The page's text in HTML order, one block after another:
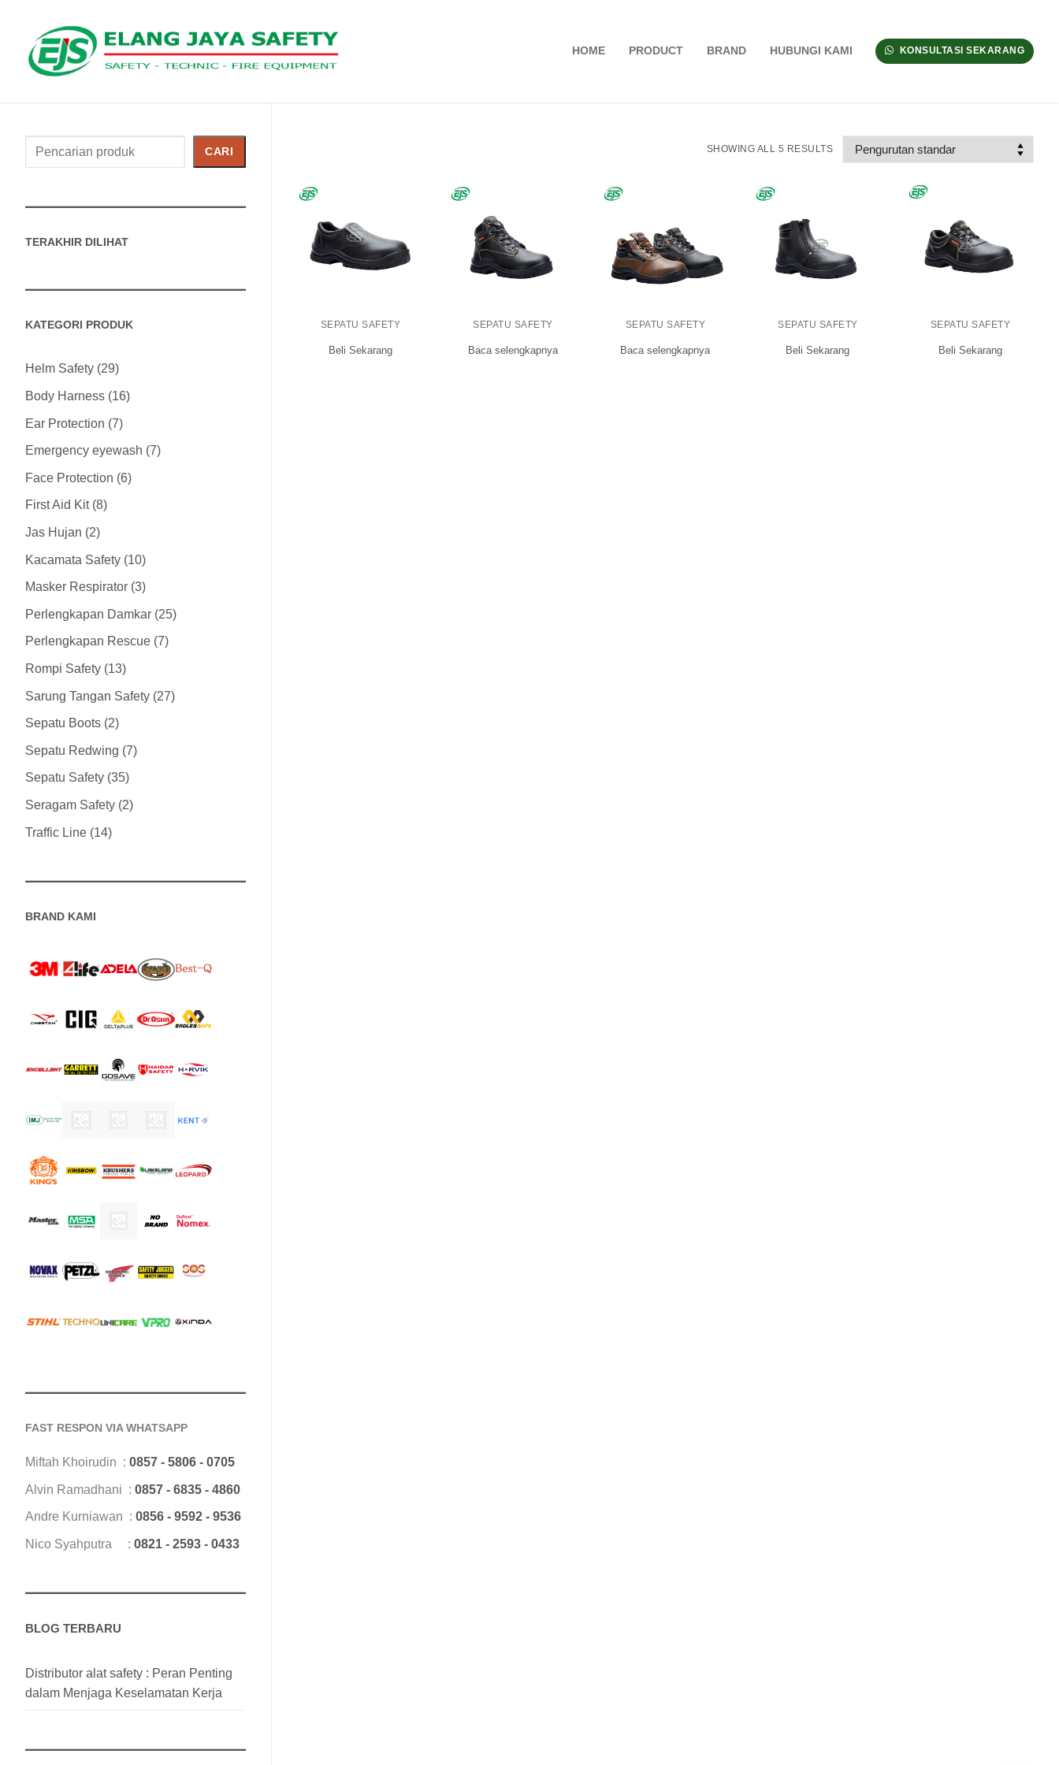
HOME PRODUCT BRAND HUBUNGI KAMI KONSULTASI SEKARANG
SHOWING ALL 5 RESULTS
SEPATU SAFETY
Beli Sekarang
SEPATU SAFETY
Baca selengkapnya
SEPATU SAFETY
Baca selengkapnya
SEPATU SAFETY
Beli Sekarang
SEPATU SAFETY
Beli Sekarang
Cari
Produk
CARI
TERAKHIR DILIHAT
KATEGORI PRODUK
Helm Safety 29
Body Harness 16
Ear Protection 7
Emergency eyewash 7
Face Protection 6
First Aid Kit 8
Jas Hujan 2
Kacamata Safety 10
Masker Respirator 3
Perlengkapan Damkar 25
Perlengkapan Rescue 7
Rompi Safety 13
Sarung Tangan Safety 27
Sepatu Boots 2
Sepatu Redwing 7
Sepatu Safety 35
Seragam Safety 2
Traffic Line 14
BRAND KAMI
FAST RESPON VIA WHATSAPP
Miftah Khoirudin : 0857 - 5806 - 0705
Alvin Ramadhani : 0857 - 6835 - 4860
Andre Kurniawan : 0856 - 9592 - 9536
Nico Syahputra : 0821 - 2593 - 0433
BLOG TERBARU
Distributor alat safety : Peran Penting
dalam Menjaga Keselamatan Kerja